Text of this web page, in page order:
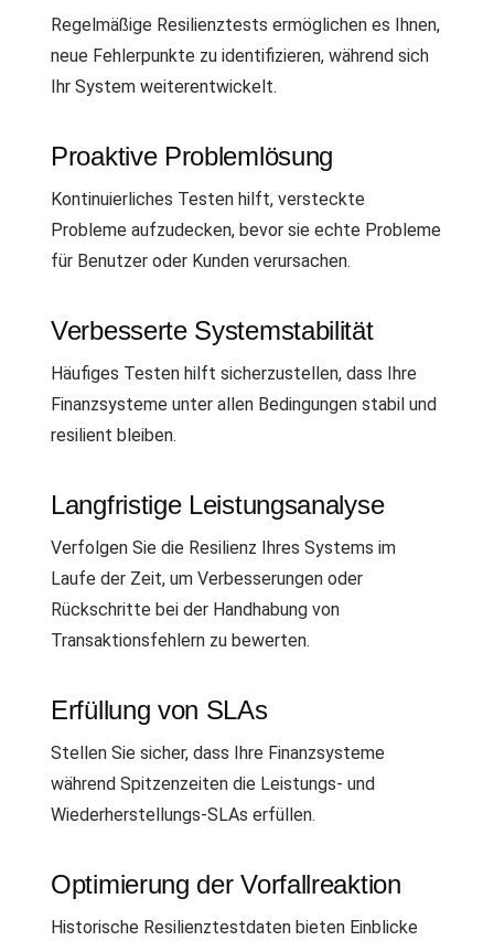
Regelmäßige Resilienztests ermöglichen es Ihnen,
neue Fehlerpunkte zu identifizieren, während sich
Ihr System weiterentwickelt.
Proaktive Problemlösung
Kontinuierliches Testen hilft, versteckte
Probleme aufzudecken, bevor sie echte Probleme
für Benutzer oder Kunden verursachen.
Verbesserte Systemstabilität
Häufiges Testen hilft sicherzustellen, dass Ihre
Finanzsysteme unter allen Bedingungen stabil und
resilient bleiben.
Langfristige Leistungsanalyse
Verfolgen Sie die Resilienz Ihres Systems im
Laufe der Zeit, um Verbesserungen oder
Rückschritte bei der Handhabung von
Transaktionsfehlern zu bewerten.
Erfüllung von SLAs
Stellen Sie sicher, dass Ihre Finanzsysteme
während Spitzenzeiten die Leistungs- und
Wiederherstellungs-SLAs erfüllen.
Optimierung der Vorfallreaktion
Historische Resilienztestdaten bieten Einblicke